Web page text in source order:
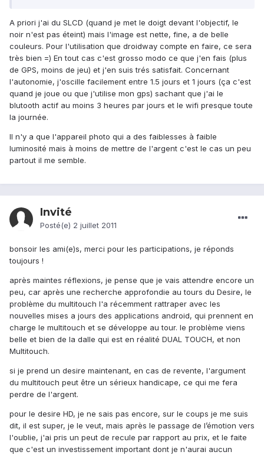
A priori j'ai du SLCD (quand je met le doigt devant l'objectif, le
noir n'est pas éteint) mais l'image est nette, fine, a de belle
couleurs. Pour l'utilisation que droidway compte en faire, ce sera
très bien =) En tout cas c'est grosso modo ce que j'en fais (plus
de GPS, moins de jeu) et j'en suis trés satisfait. Concernant
l'autonomie, j'oscille facilement entre 1.5 jours et 1 jours (ça c'est
quand je joue ou que j'utilise mon gps) sachant que j'ai le
blutooth actif au moins 3 heures par jours et le wifi presque toute
la journée.
Il n'y a que l'appareil photo qui a des faiblesses à faible
luminosité mais à moins de mettre de l'argent c'est le cas un peu
partout il me semble.
Invité
Posté(e) 2 juillet 2011
bonsoir les ami(e)s, merci pour les participations, je réponds
toujours !
après maintes réflexions, je pense que je vais attendre encore un
peu, car après une recherche approfondie au tours du Desire, le
problème du multitouch l'a récemment rattraper avec les
nouvelles mises a jours des applications android, qui prennent en
charge le multitouch et se développe au tour. le problème viens
belle et bien de la dalle qui est en réalité DUAL TOUCH, et non
Multitouch.
si je prend un desire maintenant, en cas de revente, l'argument
du multitouch peut être un sérieux handicape, ce qui me fera
perdre de l'argent.
pour le desire HD, je ne sais pas encore, sur le coups je me suis
dit, il est super, je le veut, mais après le passage de l’émotion vers
l'oublie, j'ai pris un peut de recule par rapport au prix, et le faite
que c'est un investissement important dont je n'aurai aucun